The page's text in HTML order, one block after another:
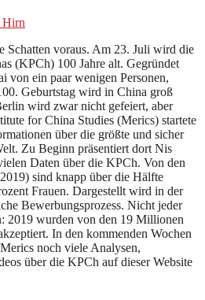
Hirn
Schatten voraus. Am 23. Juli wird die
(KPCh) 100 Jahre alt. Gegründet
von ein paar wenigen Personen,
Geburtstag wird in China groß
wird zwar nicht gefeiert, aber
for China Studies (Merics) startete
über die größte und sicher
Zu Beginn präsentiert dort Nis
Daten über die KPCh. Von den
sind knapp über die Hälfte
Frauen. Dargestellt wird in der
Bewerbungsprozess. Nicht jeder
2019 wurden von den 19 Millionen
In den kommenden Wochen
noch viele Analysen,
über die KPCh auf dieser Website